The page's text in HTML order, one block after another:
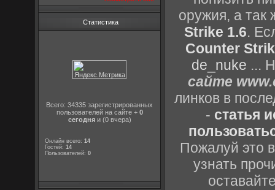
Статистика
Всего: 34335 зарегистрированных
пользователей на сайте + 0
сегодняи (0 вчера)
Онлайн всего:14
Гостей:14
Пользователей:0
оружия, а так
Strike 1.6.
Counter
de_nuke ...
сайте
линков в
- статья
Пожалуй это
узнать